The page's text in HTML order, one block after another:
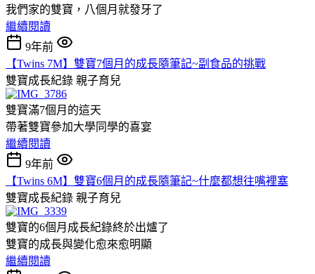
我們家的雙寶，八個月就發牙了
繼續閱讀
9年前
【Twins 7M】雙寶7個月的成長隨筆記~副食品的挑戰
雙寶成長紀錄 親子育兒
雙寶滿7個月的這天
帶著雙寶參加大學同學的喜宴
繼續閱讀
9年前
【Twins 6M】雙寶6個月的成長隨筆記~什麼都想往嘴裡塞
雙寶成長紀錄 親子育兒
雙寶的6個月成長紀錄終於出爐了
雙寶的成長與變化愈來愈明顯
繼續閱讀